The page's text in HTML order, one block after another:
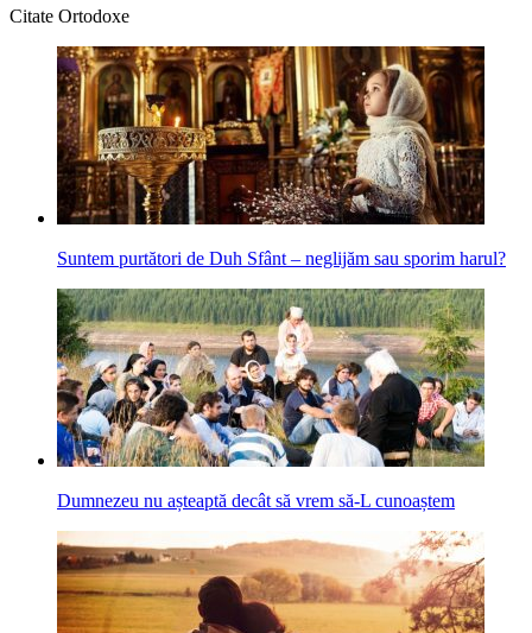
Citate Ortodoxe
Suntem purtători de Duh Sfânt – neglijăm sau sporim harul?
Dumnezeu nu așteaptă decât să vrem să-L cunoaștem